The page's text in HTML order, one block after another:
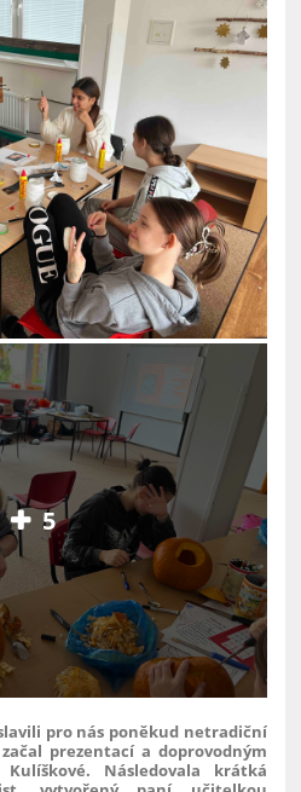
5
pro nás poněkud netradiční
prezentací a doprovodným
Následovala krátká